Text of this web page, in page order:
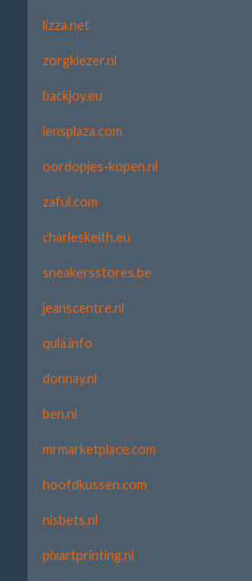
lizza.net
zorgkiezer.nl
backjoy.eu
lensplaza.com
oordopjes-kopen.nl
zaful.com
charleskeith.eu
sneakersstores.be
jeanscentre.nl
qula.info
donnay.nl
ben.nl
mrmarketplace.com
hoofdkussen.com
nisbets.nl
pixartprinting.nl